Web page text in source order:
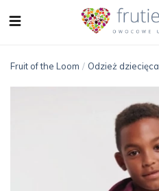
Fruit of the Loom / Odzież dziecięca